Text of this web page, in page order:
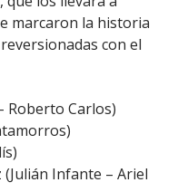
marcaron la historia
con el
Roberto Carlos)
Infante – Ariel